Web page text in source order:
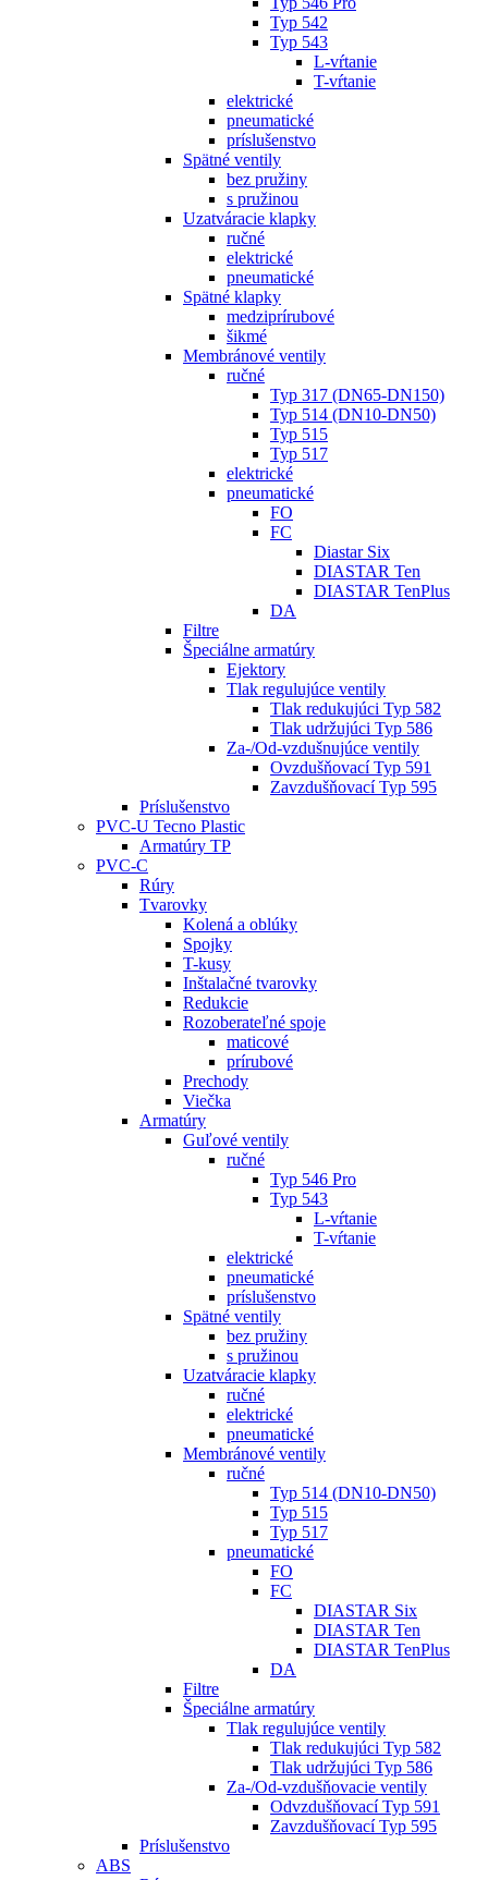
Typ 542
Typ 543
L-vŕtanie
T-vŕtanie
elektrické
pneumatické
príslušenstvo
Spätné ventily
bez pružiny
s pružinou
Uzatváracie klapky
ručné
elektrické
pneumatické
Spätné klapky
medziprírubové
šikmé
Membránové ventily
ručné
Typ 317 (DN65-DN150)
Typ 514 (DN10-DN50)
Typ 515
Typ 517
elektrické
pneumatické
FO
FC
Diastar Six
DIASTAR Ten
DIASTAR TenPlus
DA
Filtre
Špeciálne armatúry
Ejektory
Tlak regulujúce ventily
Tlak redukujúci Typ 582
Tlak udržujúci Typ 586
Za-/Od-vzdušnujúce ventily
Ovzdušňovací Typ 591
Zavzdušňovací Typ 595
Príslušenstvo
PVC-U Tecno Plastic
Armatúry TP
PVC-C
Rúry
Tvarovky
Kolená a oblúky
Spojky
T-kusy
Inštalačné tvarovky
Redukcie
Rozoberateľné spoje
maticové
prírubové
Prechody
Viečka
Armatúry
Guľové ventily
ručné
Typ 546 Pro
Typ 543
L-vŕtanie
T-vŕtanie
elektrické
pneumatické
príslušenstvo
Spätné ventily
bez pružiny
s pružinou
Uzatváracie klapky
ručné
elektrické
pneumatické
Membránové ventily
ručné
Typ 514 (DN10-DN50)
Typ 515
Typ 517
pneumatické
FO
FC
DIASTAR Six
DIASTAR Ten
DIASTAR TenPlus
DA
Filtre
Špeciálne armatúry
Tlak regulujúce ventily
Tlak redukujúci Typ 582
Tlak udržujúci Typ 586
Za-/Od-vzdušňovacie ventily
Odvzdušňovací Typ 591
Zavzdušňovací Typ 595
Príslušenstvo
ABS